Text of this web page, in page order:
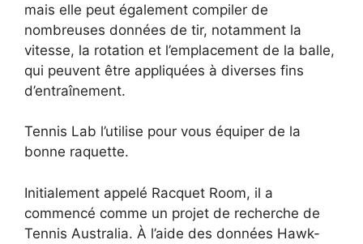
mais elle peut également compiler de
nombreuses données de tir, notamment la
vitesse, la rotation et l’emplacement de la balle,
qui peuvent être appliquées à diverses fins
d’entraînement.
Tennis Lab l’utilise pour vous équiper de la
bonne raquette.
Initialement appelé Racquet Room, il a
commencé comme un projet de recherche de
Tennis Australia. À l’aide des données Hawk-